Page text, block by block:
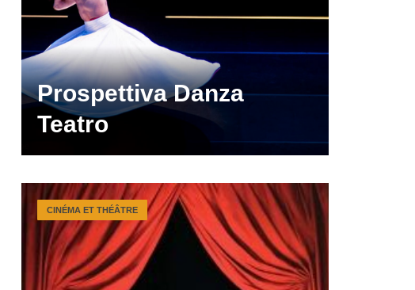
Prospettiva Danza
Teatro
CINÉMA ET THÉÂTRE